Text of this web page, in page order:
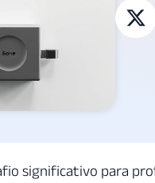
significativo para